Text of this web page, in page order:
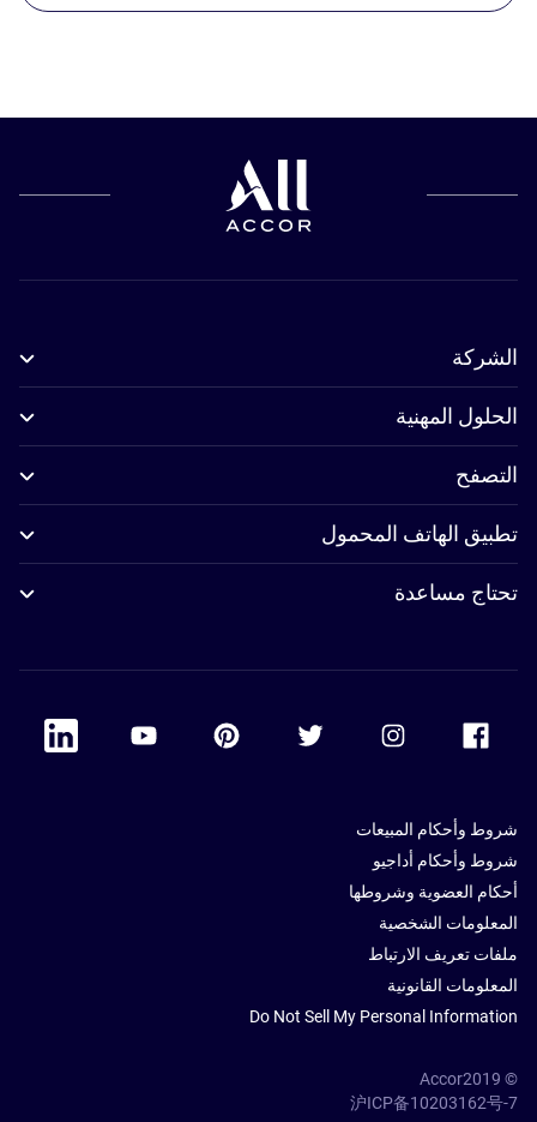
الشركة
الحلول المهنية
التصفح
تطبيق الهاتف المحمول
تحتاج مساعدة
Accor Youtube
Linkedin
شروط وأحكام المبيعات
شروط وأحكام أداجيو
أحكام العضوية وشروطها
المعلومات الشخصية
ملفات تعريف الارتباط
المعلومات القانونية
Do Not Sell My Personal Information
© Accor2019
沪ICP备10203162号-7